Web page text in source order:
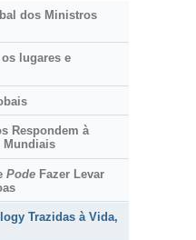
dos Ministros
lugares e
Respondem à
Mundiais
PodeFazer Levar
Trazidas à Vida,